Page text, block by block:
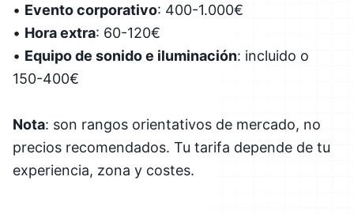
• Evento corporativo: 400-1.000€
• Hora extra: 60-120€
• Equipo de sonido e iluminación: incluido o
150-400€
Nota: son rangos orientativos de mercado, no
precios recomendados. Tu tarifa depende de tu
experiencia, zona y costes.